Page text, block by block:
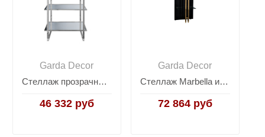
Garda Decor
Стеллаж прозрачное стекло/хром 47ED-00400
46 332 руб
Garda Decor
Стеллаж Marbella из черного стекла 58DB-SH17071B
72 864 руб